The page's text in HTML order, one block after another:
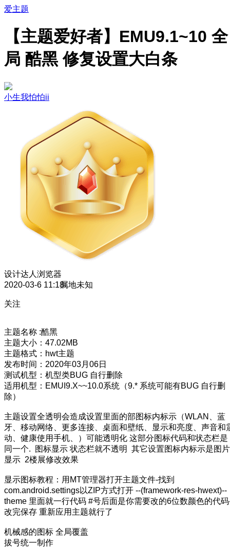
爱主题
【主题爱好者】EMU9.1~10 全
局 酷黑 修复设置大白条
小生我怕怕ii
设计达人 浏览器
2020-03-6 11:18属地未知
关注
主题名称 :酷黑
主题大小：47.02MB
主题格式：hwt主题
发布时间：2020年03月06日
测试机型：机型类BUG 自行删除
适用机型：EMUI9.X~~10.0系统（9.* 系统可能有BUG 自行删
除）
主题设置全透明会造成设置里面的部图标内标示（WLAN、蓝
牙、移动网络、更多连接、桌面和壁纸、显示和亮度、声音和
动、健康使用手机、）可能透明化 这部分图标代码和状态栏是
同一个. 图标显示 状态栏就不透明 其它设置图标内标示是图片
显示 2楼展修改效果
显示图标教程：用MT管理器打开主题文件-找到
com.android.settings以ZIP方式打开 --(framework-res-hwext)--
theme 里面就一行代码 #号后面是你需要改的6位数颜色的代
改完保存 重新应用主题就行了
机械感的图标 全局覆盖
拔号统一制作